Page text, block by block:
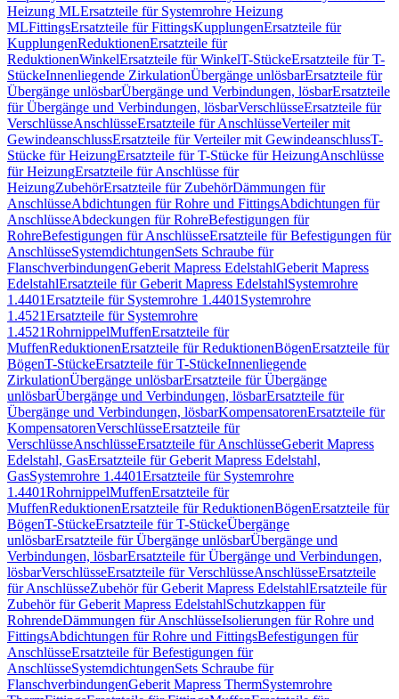
Heizung MLErsatzteile für Systemrohre Heizung
MLFittingsErsatzteile für FittingsKupplungenErsatzteile für
KupplungenReduktionenErsatzteile für
ReduktionenWinkelErsatzteile für WinkelT-StückeErsatzteile für T-
StückeInnenliegende ZirkulationÜbergänge unlösbarErsatzteile für
Übergänge unlösbarÜbergänge und Verbindungen, lösbarErsatzteile
für Übergänge und Verbindungen, lösbarVerschlüsseErsatzteile für
VerschlüsseAnschlüsseErsatzteile für AnschlüsseVerteiler mit
GewindeanschlussErsatzteile für Verteiler mit GewindeanschlussT-
Stücke für HeizungErsatzteile für T-Stücke für HeizungAnschlüsse
für HeizungErsatzteile für Anschlüsse für
HeizungZubehörErsatzteile für ZubehörDämmungen für
AnschlüsseAbdichtungen für Rohre und FittingsAbdichtungen für
AnschlüsseAbdeckungen für RohreBefestigungen für
RohreBefestigungen für AnschlüsseErsatzteile für Befestigungen für
AnschlüsseSystemdichtungenSets Schraube für
FlanschverbindungenGeberit Mapress EdelstahlGeberit Mapress
EdelstahlErsatzteile für Geberit Mapress EdelstahlSystemrohre
1.4401Ersatzteile für Systemrohre 1.4401 Systemrohre
1.4521Ersatzteile für Systemrohre
1.4521RohrnippelMuffenErsatzteile für
MuffenReduktionenErsatzteile für ReduktionenBögenErsatzteile für
BögenT-StückeErsatzteile für T-StückeInnenliegende
ZirkulationÜbergänge unlösbarErsatzteile für Übergänge
unlösbarÜbergänge und Verbindungen, lösbarErsatzteile für
Übergänge und Verbindungen, lösbarKompensatorenErsatzteile für
KompensatorenVerschlüsseErsatzteile für
VerschlüsseAnschlüsseErsatzteile für AnschlüsseGeberit Mapress
Edelstahl, GasErsatzteile für Geberit Mapress Edelstahl,
GasSystemrohre 1.4401Ersatzteile für Systemrohre
1.4401RohrnippelMuffenErsatzteile für
MuffenReduktionenErsatzteile für ReduktionenBögenErsatzteile für
BögenT-StückeErsatzteile für T-StückeÜbergänge
unlösbarErsatzteile für Übergänge unlösbarÜbergänge und
Verbindungen, lösbarErsatzteile für Übergänge und Verbindungen,
lösbarVerschlüsseErsatzteile für VerschlüsseAnschlüsseErsatzteile
für AnschlüsseZubehör für Geberit Mapress EdelstahlErsatzteile für
Zubehör für Geberit Mapress EdelstahlSchutzkappen für
RohrendeDämmungen für AnschlüsseIsolierungen für Rohre und
FittingsAbdichtungen für Rohre und FittingsBefestigungen für
AnschlüsseErsatzteile für Befestigungen für
AnschlüsseSystemdichtungenSets Schraube für
FlanschverbindungenGeberit Mapress ThermSystemrohre